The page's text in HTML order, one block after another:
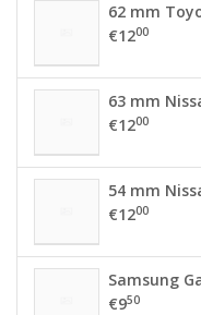
62 mm
€1200
63 mm
€1200
54 mm
€1200
Samsung
€950